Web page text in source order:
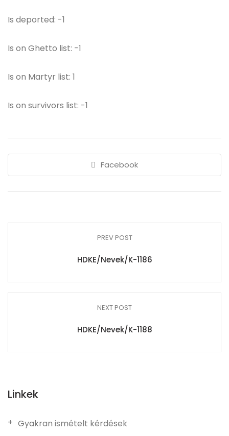
Is deported: -1
Is on Ghetto list: -1
Is on Martyr list: 1
Is on survivors list: -1
Facebook
PREV POST
HDKE/Nevek/K-1186
NEXT POST
HDKE/Nevek/K-1188
Linkek
Gyakran ismételt kérdések